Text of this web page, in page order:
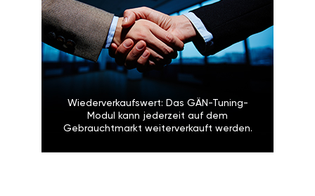
Wiederverkaufswert: Das GÄN-Tuning-
Modul kann jederzeit auf dem
Gebrauchtmarkt weiterverkauft werden.